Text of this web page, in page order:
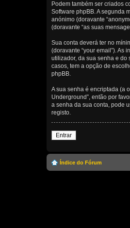
Podem também ser criados
Software phpBB. A segunda
anónimo (doravante
(doravante “as suas
Sua conta deverá ter no
(doravante “your email”). As
utilizador, da sua senha e do
casos, tem a opção de
phpBB.
A sua senha é encriptada (a
Underground”, então por
a senha da sua conta, pode
registo.
Entrar
Índice do Fórum